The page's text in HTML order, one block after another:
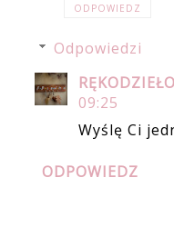
ODPOWIEDZ
Odpowiedzi
09:25
Wyślę Ci
ODPOWIEDZ